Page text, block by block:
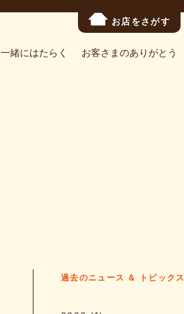
お店をさがす
一緒にはたらく お客さまのありがとう
過去のニュース ＆ トピックス